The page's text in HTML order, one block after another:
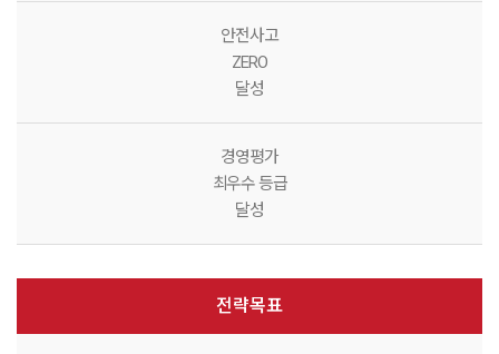
안전사고
ZERO
달성
경영평가
최우수 등급
달성
전략목표